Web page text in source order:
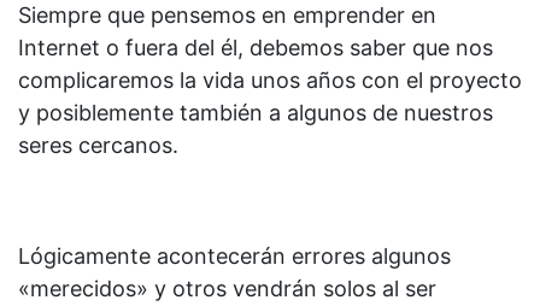
Siempre que pensemos en emprender en
Internet o fuera del él, debemos saber que nos
complicaremos la vida unos años con el proyecto
y posiblemente también a algunos de nuestros
seres cercanos.
Lógicamente acontecerán errores algunos
«merecidos» y otros vendrán solos al ser